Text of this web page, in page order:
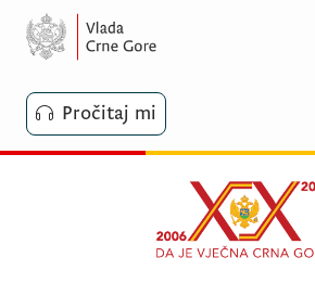
Pročitaj mi